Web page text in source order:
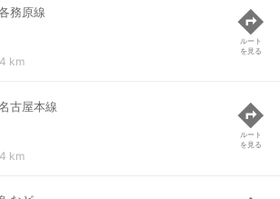
務原線
km
ルート
を見る
古屋本線
km
ルート
を見る